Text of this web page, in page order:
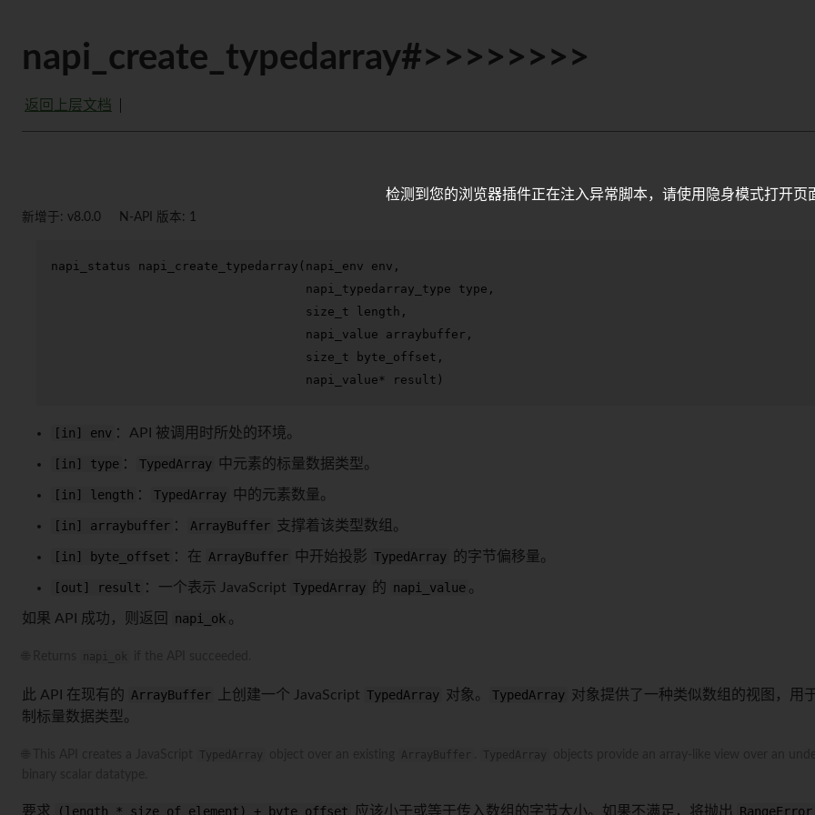
napi_create_typedarray#>>>>>>>>
返回上层文档
新增于: v8.0.0 N-API 版本: 1
napi_status napi_create_typedarray (napi_env env,
                                   napi_typedarray_type type,
size_t length,
                                   napi_value arraybuffer,
size_t byte_offset,
                                   napi_value* result)
[in] env ：API 被调用时所处的环境。
[in] type ： TypedArray 中元素的标量数据类型。
[in] length ： TypedArray 中的元素数量。
[in] arraybuffer ： ArrayBuffer 支撑着该类型数组。
[in] byte_offset ：在 ArrayBuffer 中开始投影 TypedArray 的字节偏移量。
[out] result ：一个表示 JavaScript TypedArray 的 napi_value 。
如果 API 成功，则返回 napi_ok 。
此 API 在现有的 ArrayBuffer 上创建一个 JavaScript TypedArray 对象。 TypedArray 对象提供了一种类似数组的视图，用
制标量数据类型。
要求 (length * size_of_element) + byte_offset 应该小于或等于传入数组的字节大小。如果不满足，将抛出 RangeError
检测到您的浏览器插件正在注入异常脚本，请使用隐身模式打开页